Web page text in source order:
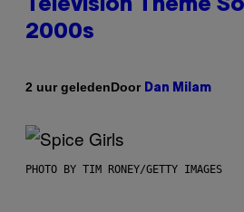
Television Theme
2000s
2 uur geledenDoor Dan Milam
PHOTO BY TIM RONEY/GETTY IMAGES